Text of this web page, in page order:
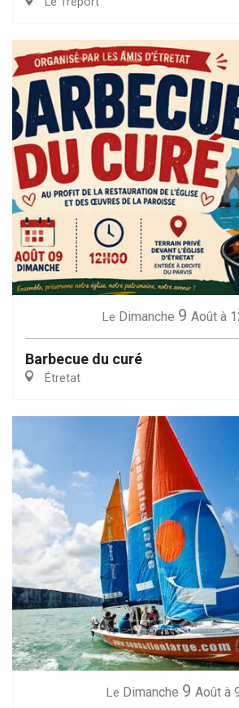
Le Dimanche 9 Août à
Barbecue du curé
Étretat
Le Dimanche 9 Août à